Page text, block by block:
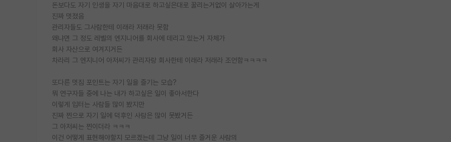
돈보다도 자기 인생을 자기 마음대로 하고싶은대로 꿀리는거없이 살아가는게
진짜 멋졌음
관리자들도 그사람한테 이래라 저래라 못함
왜냐면 그 정도 레벨의 엔지니어를 회사에 데리고 있는거 자체가
회사 자산으로 여겨지거든
차라리 그 엔지니어 아저씨가 관리자랑 회사한테 이래라 저래라 조언함ㅋㅋㅋㅋ
또다른 멋짐 포인트는 자기 일을 즐기는 모습?
뭐 연구자들 중에 나는 내가 하고싶은 일이 좋아서한다
이렇게 입터는 사람들 많이 봤지만
진짜 찐으로 자기 일에 덕후인 사람은 많이 못봤거든
그 아저씨는 찐이더라 ㅋㅋㅋ
이건 어떻게 표현해야할지 모르겠는데 그냥 일이 너무 즐거운 사람의